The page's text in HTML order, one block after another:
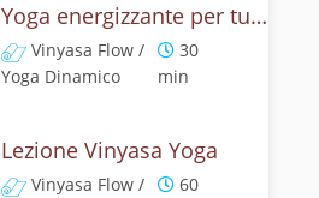
Yoga energizzante per tutto il corpo - Senza polsi
Vinyasa Flow /
Yoga Dinamico
30
min
Lezione Vinyasa Yoga
Vinyasa Flow /
60